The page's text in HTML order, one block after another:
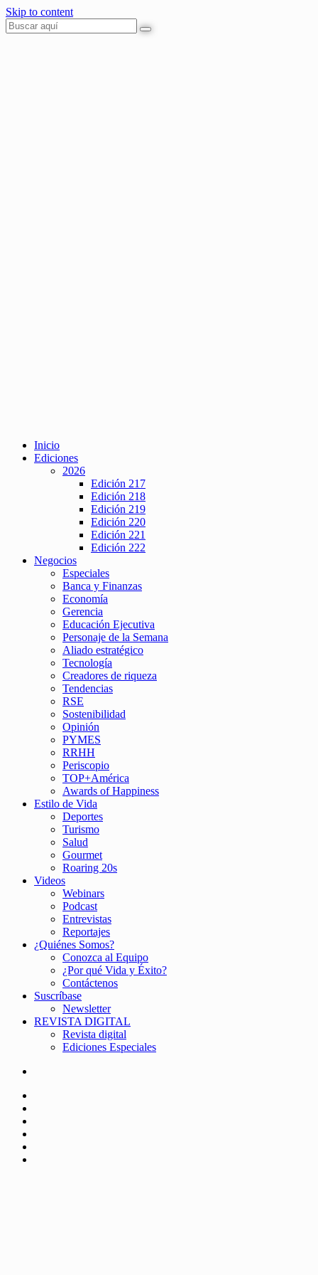
Skip to content
Inicio
Ediciones
2026
Edición 217
Edición 218
Edición 219
Edición 220
Edición 221
Edición 222
Negocios
Especiales
Banca y Finanzas
Economía
Gerencia
Educación Ejecutiva
Personaje de la Semana
Aliado estratégico
Tecnología
Creadores de riqueza
Tendencias
RSE
Sostenibilidad
Opinión
PYMES
RRHH
Periscopio
TOP+América
Awards of Happiness
Estilo de Vida
Deportes
Turismo
Salud
Gourmet
Roaring 20s
Videos
Webinars
Podcast
Entrevistas
Reportajes
¿Quiénes Somos?
Conozca al Equipo
¿Por qué Vida y Éxito?
Contáctenos
Suscríbase
Newsletter
REVISTA DIGITAL
Revista digital
Ediciones Especiales